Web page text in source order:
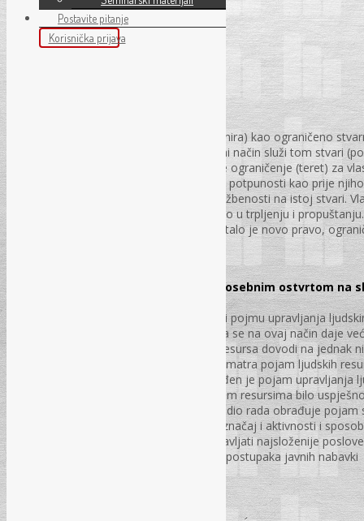
Decembar/Prosinac 2015
Autor u tekstu službenost posmatra (definira) kao ograničeno
ovlašćuje svog nosioca da se na određeni način služi tom stvari
da to trpi ili nešto propušta. Službenost je ograničenje (teret) za
vlasnička ovlašćenja više ne može vršiti u potpunosti kao prije
suprotstavljeno je tuđe pravo – pravo službenosti na istoj stvari.
činjenje, njegova obaveza se sastoji samo u trpljenju i
svom dobru. Osnivanjem službenosti nastalo je novo pravo,
Ljudski resursi u državnoj upravi sa posebnim ostvrtom na
U novije vrijeme ljudskim resursima, kao i pojmu upravljanja
kako u teoriji tako i u praksi. Smatra se da se na ovaj način daje
zaposlenicima te da se važnost ljudskih resursa dovodi na jednak
jednoj organizaciji. Prvi dio ovog rada razmatra pojam ljudskih
jednu organizaciju. U drugom dijelu obrađen je pojam upravljanja
se preduzimaju kako bi upravljanje ljudskim resursima bilo
ljudskih resursa u državnoj upravi. Četvrti dio rada obrađuje
ljudske resurse u državnoj upravi, njihov značaj i aktivnosti i
javne nabavke da bi mogao uspješno obavljati najsloženije
posebno poslova vezanih za provođenje postupaka javnih nabavki
Postavite pitanje
Korisnička prijava